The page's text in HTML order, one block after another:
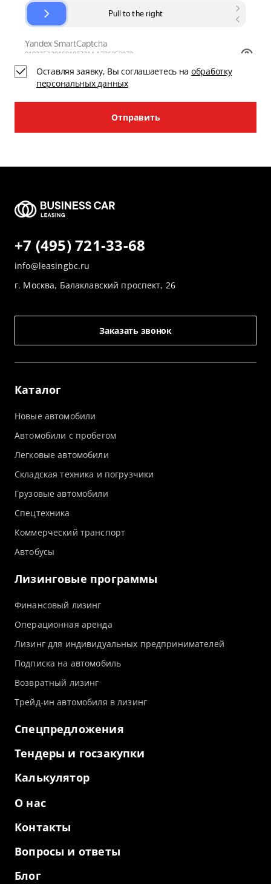
Отправить
Оставляя заявку, Вы соглашаетесь на обработку
персональных данных
Каталог
Новые автомобили
Автомобили с пробегом
Легковые автомобили
Складская техника и погрузчики
Грузовые автомобили
Спецтехника
Коммерческий транспорт
Автобусы
Лизинговые программы
Финансовый лизинг
Операционная аренда
Лизинг для индивидуальных предпринимателей
Подписка на автомобиль
Возвратный лизинг
Трейд-ин автомобиля в лизинг
Спецпредложения
Тендеры и госзакупки
Калькулятор
О нас
Контакты
Вопросы и ответы
Блог
+7 (495) 721-33-68
info@leasingbc.ru
г. Москва, Балаклавский проспект, 26
Заказать звонок